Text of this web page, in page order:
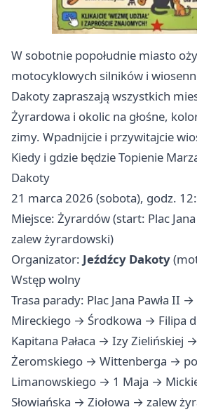
W sobotnie popołudnie miasto
motocyklowych silników i
Dakoty zapraszają wszystkich
Żyrardowa i okolic na głośne,
zimy. Wpadnijcie i przywitajcie
Kiedy i gdzie będzie Topienie
Dakoty
21 marca 2026 (sobota), godz.
Miejsce: Żyrardów (start: Plac
zalew żyrardowski)
Organizator: Jeźdźcy Dakoty
Wstęp wolny
Trasa parady: Plac Jana Pawła II
Mireckiego → Środkowa → Filipa
Kapitana Pałaca → Izy Zielińskiej
Żeromskiego → Wittenberga →
Limanowskiego → 1 Maja →
Słowiańska → Ziołowa → zalew